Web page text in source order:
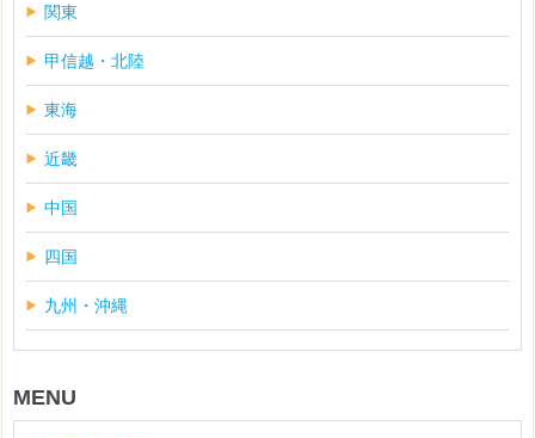
関東
甲信越・北陸
東海
近畿
中国
四国
九州・沖縄
MENU